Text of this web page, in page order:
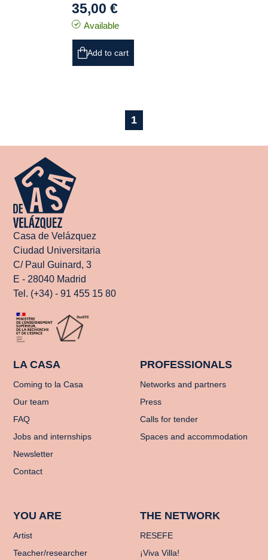
35,00 €
Available
Add to cart
1
Casa de Velázquez
Ciudad Universitaria
C/ Paul Guinard, 3
E - 28040 Madrid
Tel. (+34) - 91 455 15 80
LA CASA
Coming to la Casa
Our team
FAQ
Jobs and internships
Newsletter
Contact
PROFESSIONALS
Networks and partners
Press
Calls for tender
Spaces and accommodation
YOU ARE
Artist
Teacher/researcher
THE NETWORK
RESEFE
¡Viva Villa!